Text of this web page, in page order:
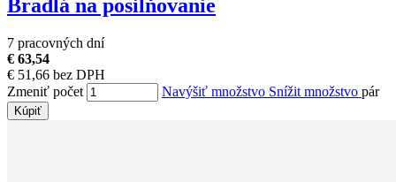
Bradlá na posilňovanie
7 pracovných dní
€ 63,54
€ 51,66 bez DPH
Zmeniť počet
Navýšiť množstvo Snížit množstvo pár
Kúpiť